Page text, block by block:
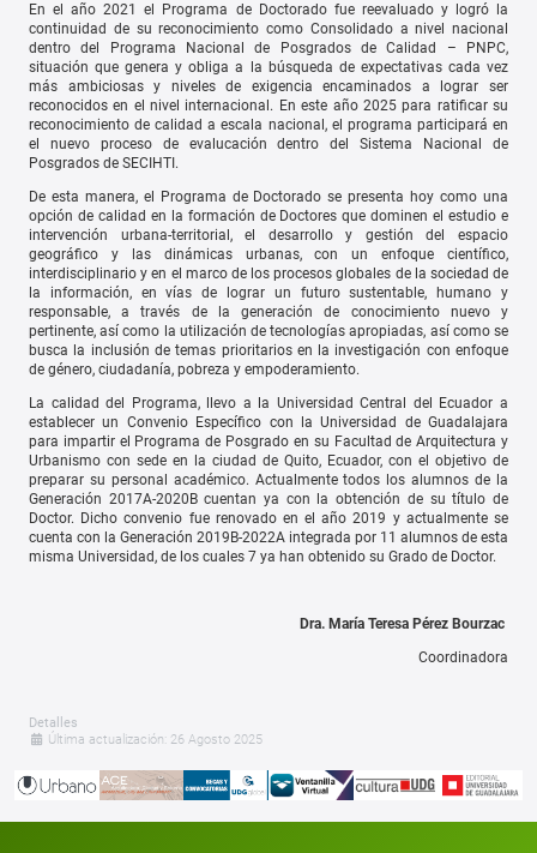
En el año 2021 el Programa de Doctorado fue reevaluado y logró la
continuidad de su reconocimiento como Consolidado a nivel nacional
dentro del Programa Nacional de Posgrados de Calidad – PNPC,
situación que genera y obliga a la búsqueda de expectativas cada vez
más ambiciosas y niveles de exigencia encaminados a lograr ser
reconocidos en el nivel internacional. En este año 2025 para ratificar su
reconocimiento de calidad a escala nacional, el programa participará en
el nuevo proceso de evalucación dentro del Sistema Nacional de
Posgrados de SECIHTI.
De esta manera, el Programa de Doctorado se presenta hoy como una
opción de calidad en la formación de Doctores que dominen el estudio e
intervención urbana-territorial, el desarrollo y gestión del espacio
geográfico y las dinámicas urbanas, con un enfoque científico,
interdisciplinario y en el marco de los procesos globales de la sociedad de
la información, en vías de lograr un futuro sustentable, humano y
responsable, a través de la generación de conocimiento nuevo y
pertinente, así como la utilización de tecnologías apropiadas, así como se
busca la inclusión de temas prioritarios en la investigación con enfoque
de género, ciudadanía, pobreza y empoderamiento.
La calidad del Programa, llevo a la Universidad Central del Ecuador a
establecer un Convenio Específico con la Universidad de Guadalajara
para impartir el Programa de Posgrado en su Facultad de Arquitectura y
Urbanismo con sede en la ciudad de Quito, Ecuador, con el objetivo de
preparar su personal académico. Actualmente todos los alumnos de la
Generación 2017A-2020B cuentan ya con la obtención de su título de
Doctor. Dicho convenio fue renovado en el año 2019 y actualmente se
cuenta con la Generación 2019B-2022A integrada por 11 alumnos de esta
misma Universidad, de los cuales 7 ya han obtenido su Grado de Doctor.
Dra. María Teresa Pérez Bourzac
Coordinadora
Detalles
Última actualización: 26 Agosto 2025